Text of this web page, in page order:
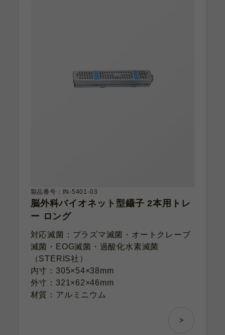
製品番号：IN-5401-03
脳外科バイオネット型鑷子 2本用トレ
ー ロング
対応滅菌：プラズマ滅菌・オートクレーブ
滅菌・EOG滅菌・過酸化水素滅菌
（STERIS社）
内寸：305×54×38mm
外寸：321×62×46mm
材質：アルミニウム